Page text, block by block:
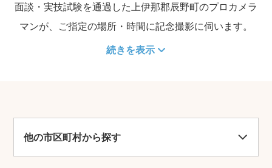
面談・実技試験を通過した上伊那郡辰野町のプロカメラ
マンが、ご指定の場所・時間に記念撮影に伺います。
続きを表示
他の市区町村から探す